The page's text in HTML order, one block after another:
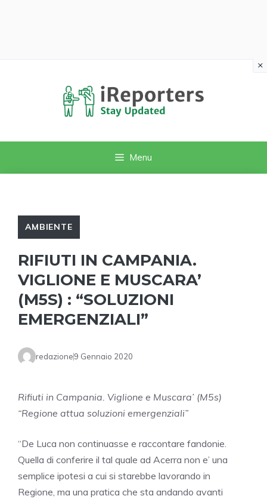
Menu
AMBIENTE
RIFIUTI IN CAMPANIA.
VIGLIONE E MUSCARA’
(M5S) : “SOLUZIONI
EMERGENZIALI”
redazione9 Gennaio 2020
Rifiuti in Campania. Viglione e Muscara’ (M5s)
“Regione attua soluzioni emergenziali”
“De Luca non continuasse e raccontare fandonie.
Quella di conferire il tal quale ad Acerra non e’ una
semplice ipotesi a cui si starebbe lavorando in
Regione, ma una pratica che sta andando avanti
×